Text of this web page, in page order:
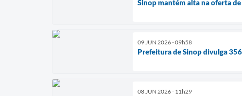
Sinop mantém alta na oferta
09 JUN 2026 - 09h58
Prefeitura de Sinop divulga
08 JUN 2026 - 11h29